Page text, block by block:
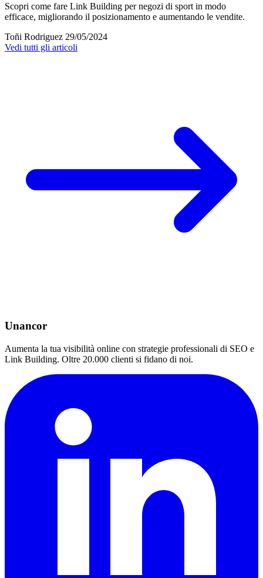
Scopri come fare Link Building per negozi di sport in modo
efficace, migliorando il posizionamento e aumentando le vendite.
Toñi Rodriguez 29/05/2024
Vedi tutti gli articoli
Unancor
Aumenta la tua visibilità online con strategie professionali di SEO e
Link Building. Oltre 20.000 clienti si fidano di noi.